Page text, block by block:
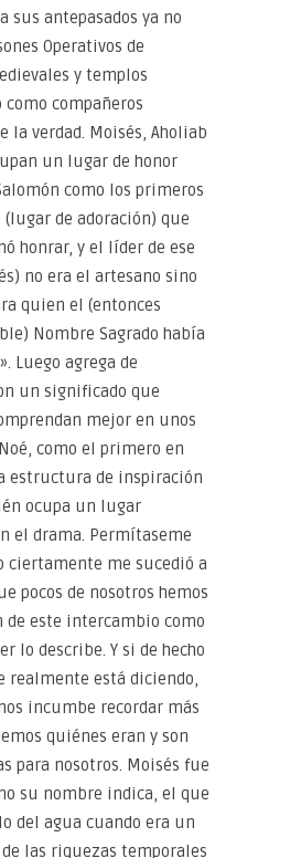
sus antepasados ​​ya no
Operativos de
y templos
compañeros
la verdad. Moisés, Aholiab
un lugar de honor
como los primeros
(lugar de adoración) que
honrar, y el líder de ese
no era el artesano sino
quien el (entonces
Nombre Sagrado había
Luego agrega de
un significado que
mejor en unos
como el primero en
estructura de inspiración
ocupa un lugar
el drama. Permítaseme
ciertamente me sucedió a
pocos de nosotros hemos
de este intercambio como
lo describe. Y si de hecho
realmente está diciendo,
incumbe recordar más
quiénes eran y son
para nosotros. Moisés fue
su nombre indica, el que
del agua cuando era un
las riquezas temporales